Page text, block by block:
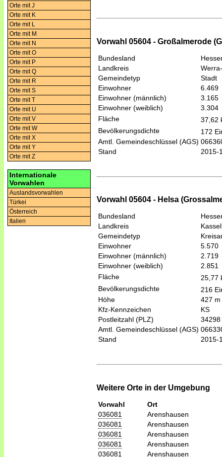
Orte mit J
Orte mit K
Orte mit L
Orte mit M
Orte mit N
Orte mit O
Orte mit P
Orte mit Q
Orte mit R
Orte mit S
Orte mit T
Orte mit U
Orte mit V
Orte mit W
Orte mit X
Orte mit Y
Orte mit Z
Internationale
Vorwahlen
Auslandsvorwahlen
Türkei
Österreich
Italien
Vorwahl 05604 - Großalmerode
Bundesland
Landkreis
Gemeindetyp
Stadt
Einwohner
6.469
Einwohner (männlich)
3.165
Einwohner (weiblich)
3.304
Fläche
37,62
Bevölkerungsdichte
172
Amtl. Gemeindeschlüssel (AGS)
Stand
2015-
Vorwahl 05604 - Helsa
Bundesland
Landkreis
Kassel
Gemeindetyp
Einwohner
5.570
Einwohner (männlich)
2.719
Einwohner (weiblich)
2.851
Fläche
25,77
Bevölkerungsdichte
216
Höhe
427 m
Kfz-Kennzeichen
KS
Postleitzahl (PLZ)
34298
Amtl. Gemeindeschlüssel (AGS)
Stand
2015-
Weitere Orte in der Umgebung
Vorwahl
Ort
036081
Arenshausen
036081
Arenshausen
036081
Arenshausen
036081
Arenshausen
036081
Arenshausen